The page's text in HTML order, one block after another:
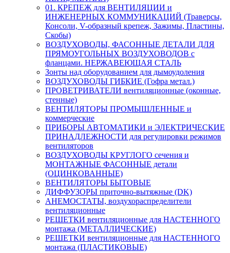
01. КРЕПЕЖ для ВЕНТИЛЯЦИИ и
ИНЖЕНЕРНЫХ КОММУНИКАЦИЙ (Траверсы,
Консоли, V-образный крепеж, Зажимы, Пластины,
Скобы)
ВОЗДУХОВОДЫ, ФАСОННЫЕ ДЕТАЛИ ДЛЯ
ПРЯМОУГОЛЬНЫХ ВОЗДУХОВОДОВ с
фланцами. НЕРЖАВЕЮЩАЯ СТАЛЬ
Зонты над оборудованием для дымоудоления
ВОЗДУХОВОДЫ ГИБКИЕ (Гофра метал.)
ПРОВЕТРИВАТЕЛИ вентиляционные (оконные,
стенные)
ВЕНТИЛЯТОРЫ ПРОМЫШЛЕННЫЕ и
коммерческие
ПРИБОРЫ АВТОМАТИКИ и ЭЛЕКТРИЧЕСКИЕ
ПРИНАДЛЕЖНОСТИ для регулировки режимов
вентиляторов
ВОЗДУХОВОДЫ КРУГЛОГО сечения и
МОНТАЖНЫЕ ФАСОННЫЕ детали
(ОЦИНКОВАННЫЕ)
ВЕНТИЛЯТОРЫ БЫТОВЫЕ
ДИФФУЗОРЫ приточно-вытяжные (DK)
АНЕМОСТАТЫ, воздухораспределители
вентиляционные
РЕШЕТКИ вентиляционные для НАСТЕННОГО
монтажа (МЕТАЛЛИЧЕСКИЕ)
РЕШЕТКИ вентиляционные для НАСТЕННОГО
монтажа (ПЛАСТИКОВЫЕ)